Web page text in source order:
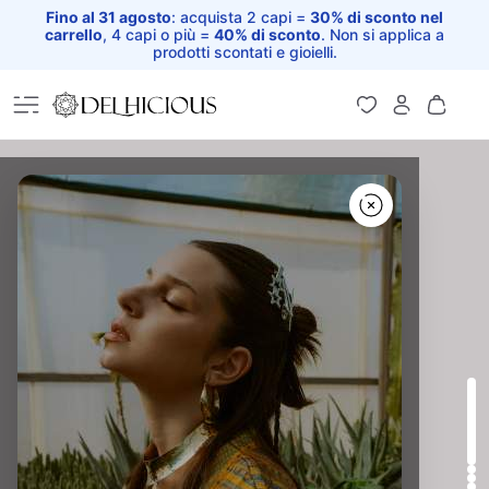
Fino al 31 agosto: acquista 2 capi = 30% di sconto nel
carrello, 4 capi o più = 40% di sconto. Non si applica a
prodotti scontati e gioielli.
Home